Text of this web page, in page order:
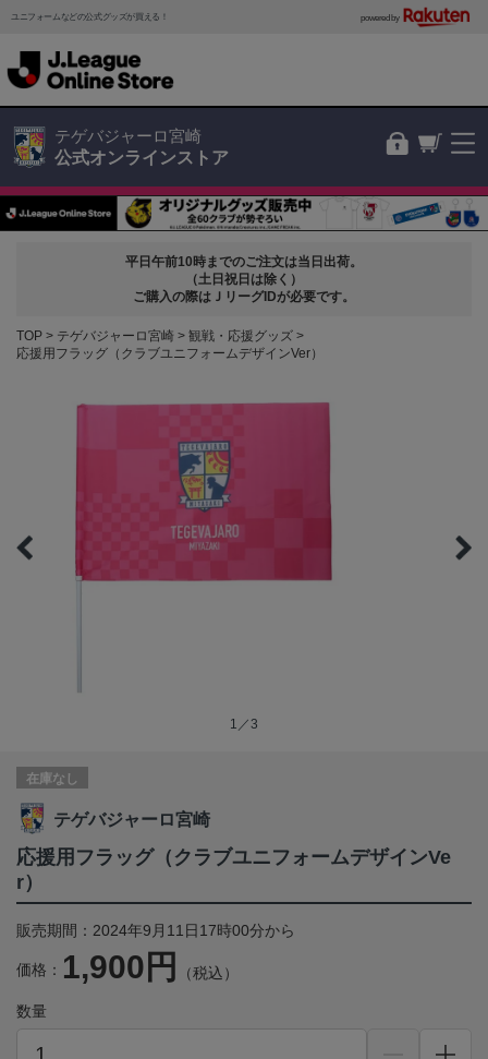
ユニフォームなどの公式グッズが買える！ powered by
テゲバジャーロ宮崎
公式オンラインストア
平日午前10時までのご注文は当日出荷。
（土日祝日は除く）
ご購入の際はＪリーグIDが必要です。
TOP テゲバジャーロ宮崎
観戦・応援グッズ
応援用フラッグ（クラブユニフォームデザインVer）
1／3
在庫なし
テゲバジャーロ宮崎
応援用フラッグ（クラブユニフォームデザインVe
r）
販売期間：2024年9月11日17時00分から
価格： 1,900円 （税込）
数量